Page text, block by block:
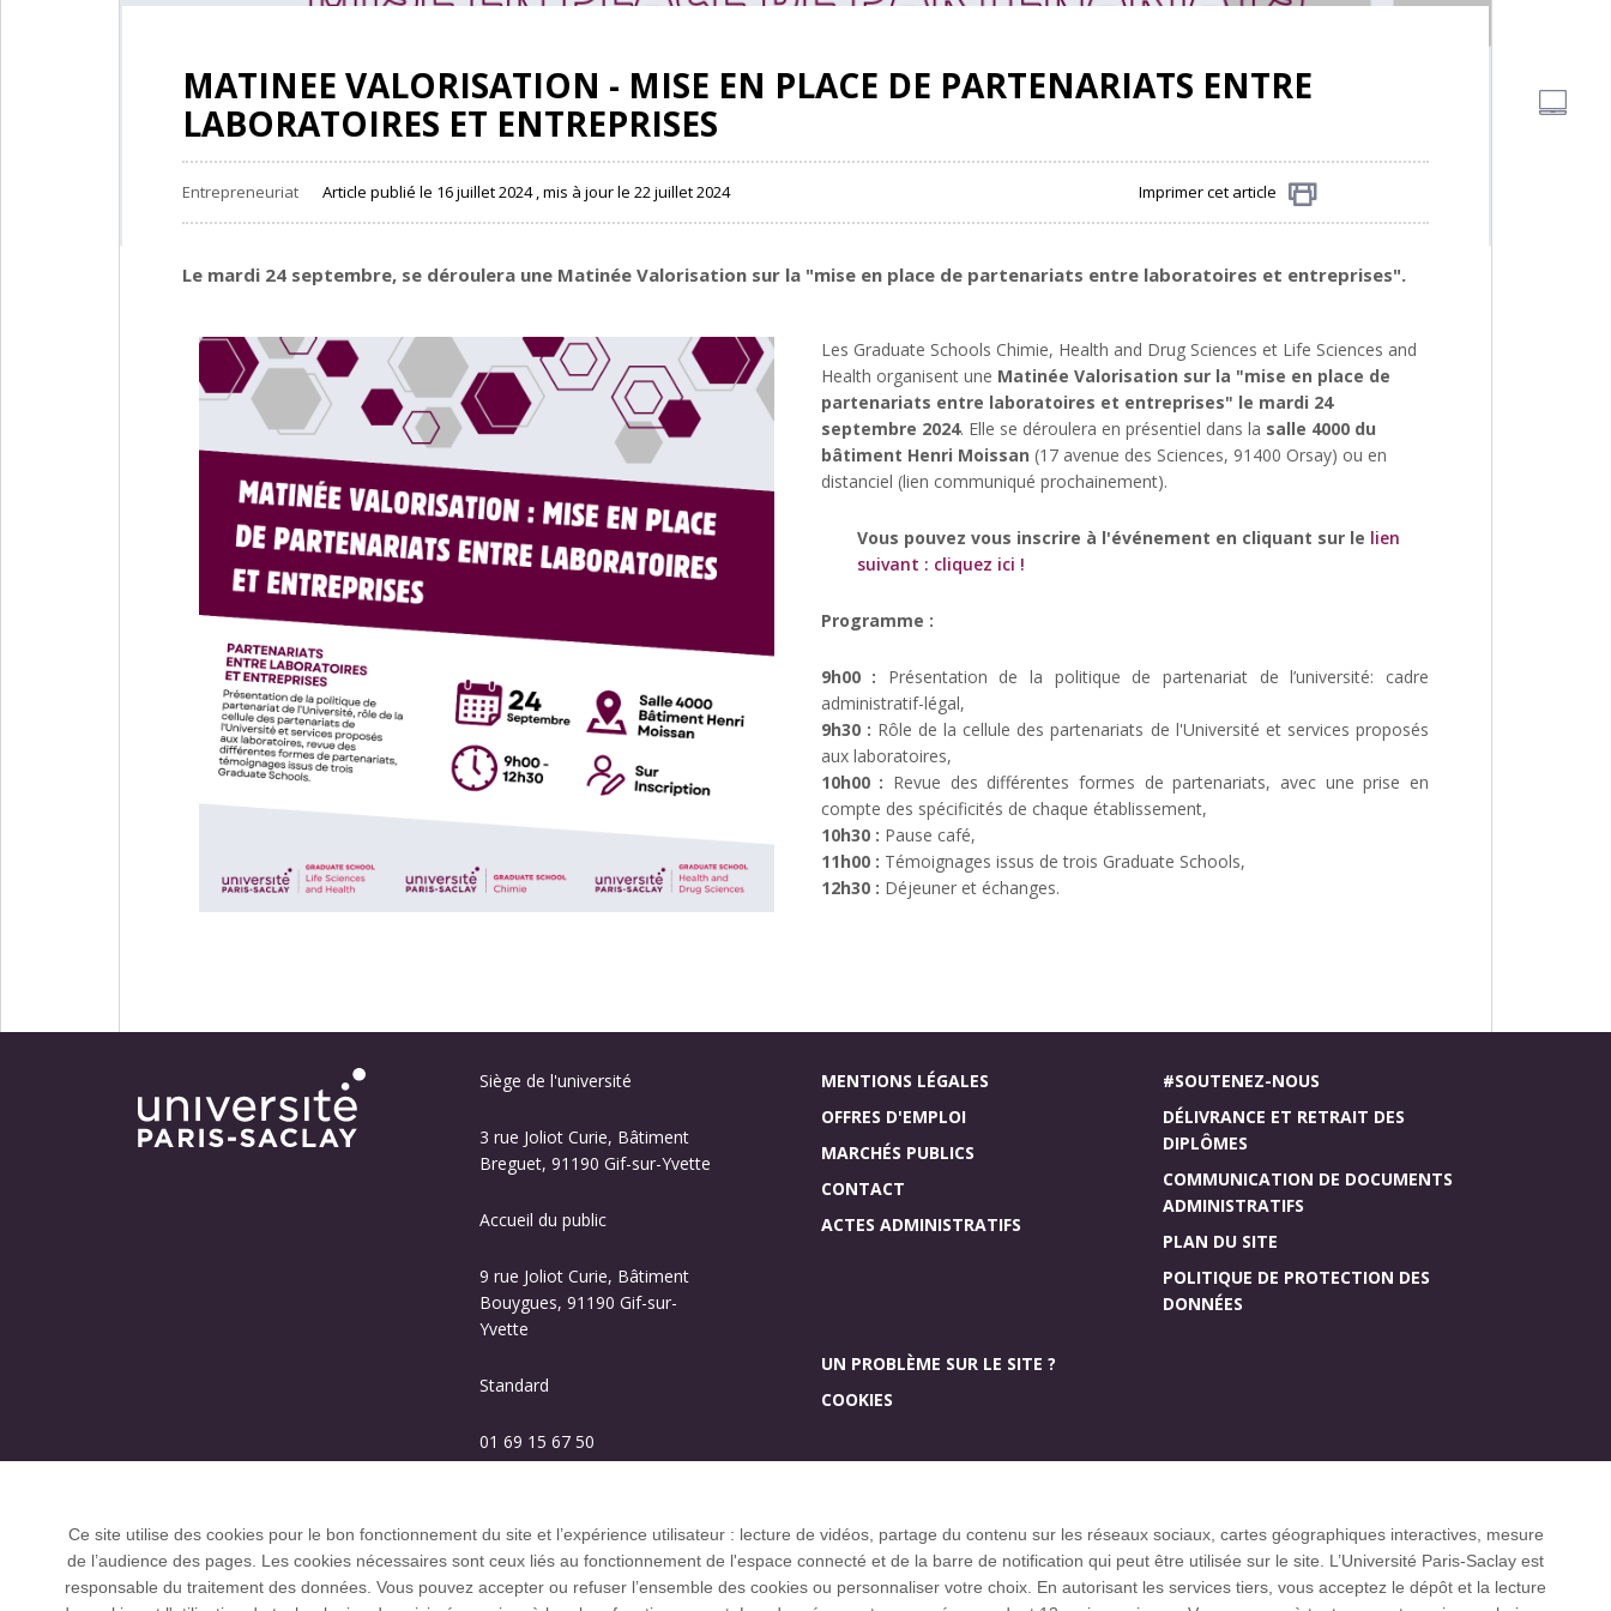
MATINEE VALORISATION - MISE EN PLACE DE PARTENARIATS ENTRE
LABORATOIRES ET ENTREPRISES
Entrepreneuriat Article publié le 16 juillet 2024 , mis à jour le 22 juillet 2024 Imprimer cet article
Le mardi 24 septembre, se déroulera une Matinée Valorisation sur la "mise en place de partenariats entre laboratoires et entreprises".
Les Graduate Schools Chimie, Health and Drug Sciences et Life Sciences and
Health organisent une Matinée Valorisation sur la "mise en place de
partenariats entre laboratoires et entreprises" le mardi 24
septembre 2024. Elle se déroulera en présentiel dans la salle 4000 du
bâtiment Henri Moissan (17 avenue des Sciences, 91400 Orsay) ou en
distanciel (lien communiqué prochainement).
Vous pouvez vous inscrire à l'événement en cliquant sur le lien
suivant : cliquez ici !
Programme :
9h00 : Présentation de la politique de partenariat de l’université: cadre
administratif-légal,
9h30 : Rôle de la cellule des partenariats de l'Université et services proposés
aux laboratoires,
10h00 : Revue des différentes formes de partenariats, avec une prise en
compte des spécificités de chaque établissement,
10h30 : Pause café,
11h00 : Témoignages issus de trois Graduate Schools,
12h30 : Déjeuner et échanges.
Siège de l'université
3 rue Joliot Curie, Bâtiment
Breguet, 91190 Gif-sur-Yvette
Accueil du public
9 rue Joliot Curie, Bâtiment
Bouygues, 91190 Gif-sur-
Yvette
Standard
01 69 15 67 50
MENTIONS LÉGALES
OFFRES D'EMPLOI
MARCHÉS PUBLICS
CONTACT
ACTES ADMINISTRATIFS
#SOUTENEZ-NOUS
DÉLIVRANCE ET RETRAIT DES
DIPLÔMES
COMMUNICATION DE DOCUMENTS
ADMINISTRATIFS
PLAN DU SITE
POLITIQUE DE PROTECTION DES
DONNÉES
UN PROBLÈME SUR LE SITE ?
COOKIES
Ce site utilise des cookies pour le bon fonctionnement du site et l’expérience utilisateur : lecture de vidéos, partage du contenu sur les réseaux sociaux, cartes géographiques interactives, mesure
de l’audience des pages. Les cookies nécessaires sont ceux liés au fonctionnement de l'espace connecté et de la barre de notification qui peut être utilisée sur le site. L’Université Paris-Saclay est
responsable du traitement des données. Vous pouvez accepter ou refuser l’ensemble des cookies ou personnaliser votre choix. En autorisant les services tiers, vous acceptez le dépôt et la lecture